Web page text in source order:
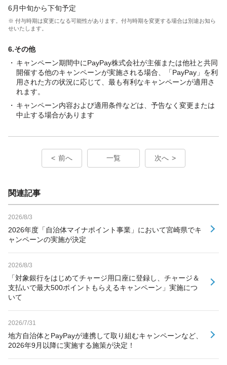
6月中旬から下旬予定
※ 付与時期は変更になる可能性があります。付与時期を変更する場合は別途お知ら
せいたします。
6.その他
キャンペーン期間中にPayPay株式会社が主催または他社と共同
開催する他のキャンペーンが実施される場合、「PayPay」を利
用された方の状況に応じて、最も有利なキャンペーンが適用さ
れます。
キャンペーン内容および適用条件などは、予告なく変更または
中止する場合があります
前へ 一覧 次へ
関連記事
2026/8/3
2026年度「自治体マイナポイント事業」において宮崎県でキ
ャンペーンの実施が決定
2026/8/3
「対象銀行をはじめてチャージ用口座に登録し、チャージ＆
支払いで最大500ポイントもらえるキャンペーン」実施につ
いて
2026/7/31
地方自治体とPayPayが連携して取り組むキャンペーンなど、
2026年9月以降に実施する施策が決定！